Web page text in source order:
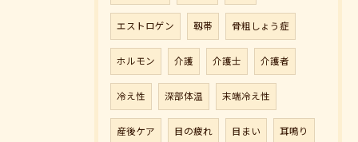
エストロゲン 靱帯 骨粗しょう症
ホルモン 介護 介護士 介護者
冷え性 深部体温 末端冷え性
産後ケア 目の疲れ 目まい 耳鳴り